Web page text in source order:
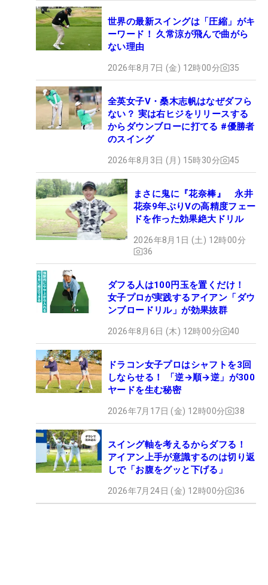
世界の最新スイングは「圧縮」がキ
ーワード！ 久常涼が飛んで曲がら
ない理由
2026年8月7日 (金) 12時00分 35
全英女子V・桑木志帆はなぜダフら
ない？ 実は右ヒジをリリースする
からダウンブローに打てる #優勝者
のスイング
2026年8月3日 (月) 15時30分 45
まさに鬼に『花奈棒』 永井
花奈9年ぶりVの高精度フェー
ドを作った効果絶大ドリル
2026年8月1日 (土) 12時00分
36
ダフる人は100円玉を置くだけ！
女子プロが実践するアイアン「ダウ
ンブロードリル」が効果抜群
2026年8月6日 (木) 12時00分 40
ドラコン女子プロはシャフトを3回
しならせる！ 「逆→順→逆」が300
ヤードを生む秘密
2026年7月17日 (金) 12時00分 38
スイング軸を考えるからダフる！
アイアン上手が意識するのは切り返
しで「お腹をグッと下げる」
2026年7月24日 (金) 12時00分 36